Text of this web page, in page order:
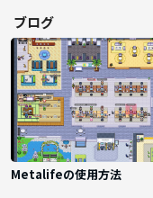
ブログ
Metalifeの使用方法